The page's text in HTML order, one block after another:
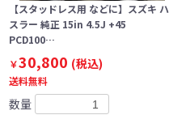
【スタッドレス用 などに】スズキ ハ
スラー 純正 15in 4.5J +45
PCD100…
￥30,800 (税込)
送料無料
数量